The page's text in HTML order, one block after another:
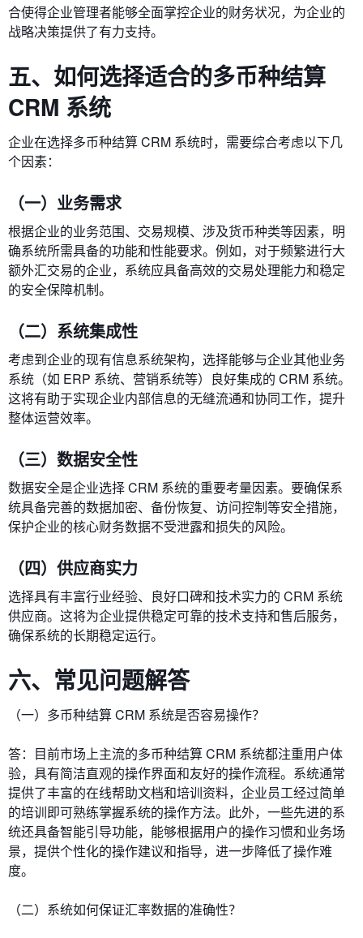
合使得企业管理者能够全面掌控企业的财务状况，为企业的
战略决策提供了有力支持。
五、如何选择适合的多币种结算
CRM 系统
企业在选择多币种结算 CRM 系统时，需要综合考虑以下几
个因素：
（一）业务需求
根据企业的业务范围、交易规模、涉及货币种类等因素，明
确系统所需具备的功能和性能要求。例如，对于频繁进行大
额外汇交易的企业，系统应具备高效的交易处理能力和稳定
的安全保障机制。
（二）系统集成性
考虑到企业的现有信息系统架构，选择能够与企业其他业务
系统（如 ERP 系统、营销系统等）良好集成的 CRM 系统。
这将有助于实现企业内部信息的无缝流通和协同工作，提升
整体运营效率。
（三）数据安全性
数据安全是企业选择 CRM 系统的重要考量因素。要确保系
统具备完善的数据加密、备份恢复、访问控制等安全措施，
保护企业的核心财务数据不受泄露和损失的风险。
（四）供应商实力
选择具有丰富行业经验、良好口碑和技术实力的 CRM 系统
供应商。这将为企业提供稳定可靠的技术支持和售后服务，
确保系统的长期稳定运行。
六、常见问题解答
（一）多币种结算 CRM 系统是否容易操作？
答：目前市场上主流的多币种结算 CRM 系统都注重用户体
验，具有简洁直观的操作界面和友好的操作流程。系统通常
提供了丰富的在线帮助文档和培训资料，企业员工经过简单
的培训即可熟练掌握系统的操作方法。此外，一些先进的系
统还具备智能引导功能，能够根据用户的操作习惯和业务场
景，提供个性化的操作建议和指导，进一步降低了操作难
度。
（二）系统如何保证汇率数据的准确性？